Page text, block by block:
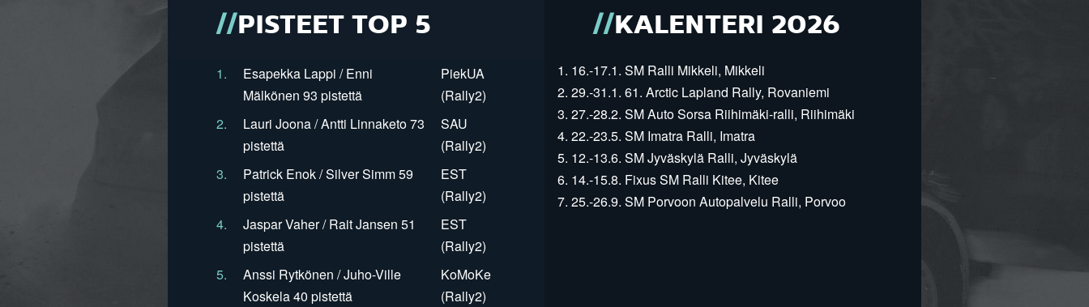
PISTEET TOP 5
1.
Esapekka Lappi / Enni
Mälkönen 93 pistettä
PiekUA
(Rally2)
2.
Lauri Joona / Antti Linnaketo 73
pistettä
SAU
(Rally2)
3.
Patrick Enok / Silver Simm 59
pistettä
EST
(Rally2)
4.
Jaspar Vaher / Rait Jansen 51
pistettä
EST
(Rally2)
5.
Anssi Rytkönen / Juho-Ville
Koskela 40 pistettä
KoMoKe
(Rally2)
KALENTERI 2026
1. 16.-17.1. SM Ralli Mikkeli, Mikkeli
2. 29.-31.1. 61. Arctic Lapland Rally, Rovaniemi
3. 27.-28.2. SM Auto Sorsa Riihimäki-ralli, Riihimäki
4. 22.-23.5. SM Imatra Ralli, Imatra
5. 12.-13.6. SM Jyväskylä Ralli, Jyväskylä
6. 14.-15.8. Fixus SM Ralli Kitee, Kitee
7. 25.-26.9. SM Porvoon Autopalvelu Ralli, Porvoo